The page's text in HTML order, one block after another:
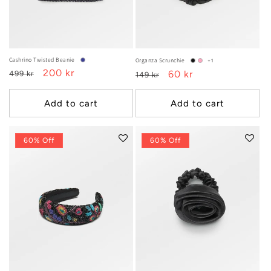
Cashrino Twisted Beanie
Regular
price
499 kr
Sale
price
200 kr
Add to cart
Organza Scrunchie +1
Regular
price
149 kr
Sale
price
60 kr
Add to cart
60% Off 60% Off